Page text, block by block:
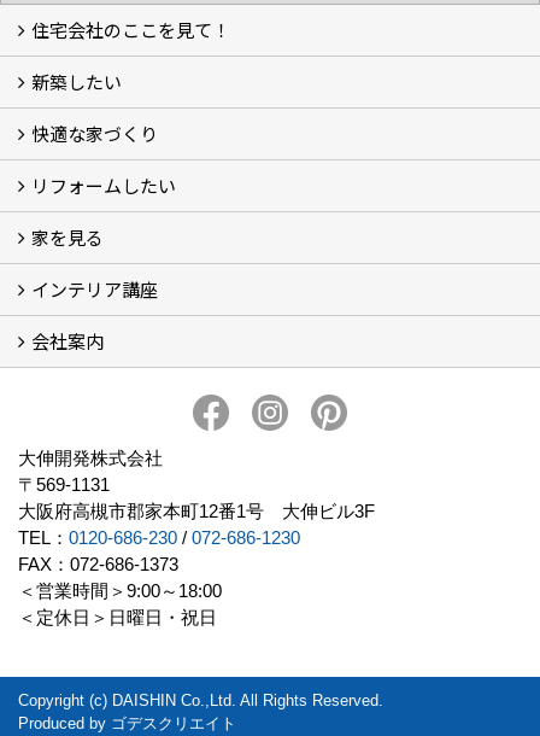
住宅会社のここを見て！
家づくりをはじめる前に
施主をラクさせる会社とは？
理想の家を建てるには？
新築したい
こだわり
大伸の家づくり体制
地熱＆太陽光の家
家づくりスケジュール
アフター・保証体制
快適な家づくり
建替えたい
リフォームしたい
小さなリフォーム
大きなリフォーム
ビフォーアフター
家を見る
お客様の声
フォトギャラリー
ただいま建築中
施工実績
インテリア講座
イベント予告
イベント報告
会社案内
プライバシーポリシー
大伸開発株式会社
〒569-1131
大阪府高槻市郡家本町12番1号 大伸ビル3F
TEL： 0120-686-230 / 072-686-1230
FAX：072-686-1373
＜営業時間＞9:00～18:00
＜定休日＞日曜日・祝日
Copyright (c) DAISHIN Co.,Ltd. All Rights Reserved.
Produced by ゴデスクリエイト